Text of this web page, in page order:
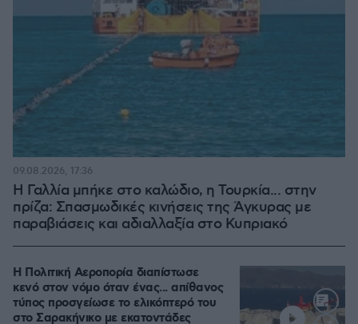
Η Γαλλία μπήκε στο καλώδιο, η Τουρκία... στην
πρίζα: Σπασμωδικές κινήσεις της Άγκυρας με
παραβιάσεις και αδιαλλαξία στο Κυπριακό
09.08.2026, 17:36
Η Πολιτική Αεροπορία διαπίστωσε
κενό στον νόμο όταν ένας... απίθανος
τύπος προσγείωσε το ελικόπτερό του
στο Σαρακήνικο με εκατοντάδες